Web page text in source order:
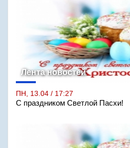
Лента новостей
ПН, 13.04 / 17:27
С праздником Светлой Пасхи!